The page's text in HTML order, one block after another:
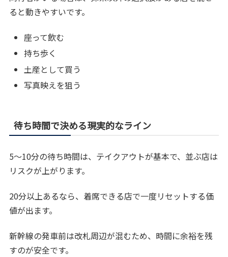
ると動きやすいです。
座って飲む
持ち歩く
土産として買う
写真映えを狙う
待ち時間で決める現実的なライン
5〜10分の待ち時間は、テイクアウトが基本で、並ぶ店は
リスクが上がります。
20分以上あるなら、着席できる店で一度リセットする価
値が出ます。
新幹線の発車前は改札周辺が混むため、時間に余裕を残
すのが安全です。